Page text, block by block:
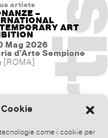
come i cookie per
artists
–
ART
Mag 2026
d’Arte Sempione
[ROMA]